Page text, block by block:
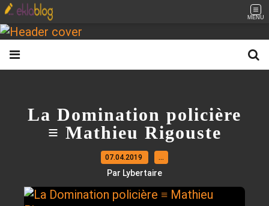
MENU
La Domination policière
≡ Mathieu Rigouste
07.04.2019 …
Par Lybertaire